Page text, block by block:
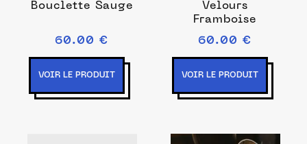
Bouclette Sauge
60.00 €
VOIR LE PRODUIT
Velours
Framboise
60.00 €
VOIR LE PRODUIT